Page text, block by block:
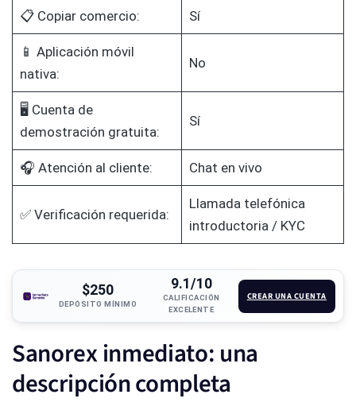
📋 Copiar comercio: Sí
📱 Aplicación móvil
nativa:
No
🖥️ Cuenta de
demostración gratuita:
Sí
🎧 Atención al cliente: Chat en vivo
✅ Verificación requerida:
Llamada telefónica
introductoria / KYC
$250
DEPÓSITO MÍNIMO
9.1/10
CALIFICACIÓN
EXCELENTE
CREAR UNA CUENTA
Sanorex inmediato: una
descripción completa